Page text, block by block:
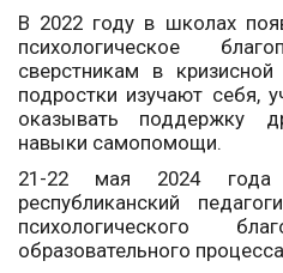
В 2022 году в школах
психологическое
сверстникам в
подростки изучают себя,
оказывать поддержку
навыки самопомощи.
21-22 мая 2024
республиканский
психологического
образовательного